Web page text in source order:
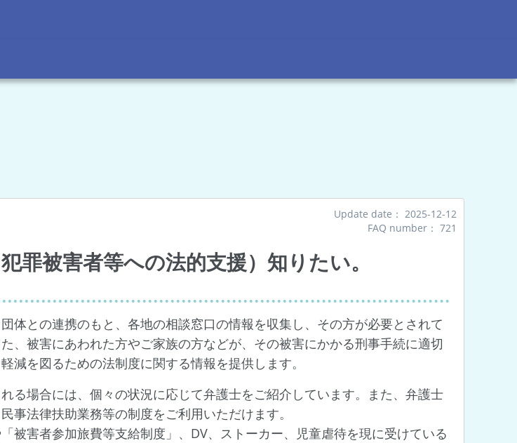
Update date： 2025-12-12
FAQ number： 721
罪被害者等への法的支援）知りたい。
体との連携のもと、各地の相談窓口の情報を収集し、その方が必要とされて
、被害にあわれた方やご家族の方などが、その被害にかかる刑事手続に適切
減を図るための法制度に関する情報を提供します。
る場合には、個々の状況に応じて弁護士をご紹介しています。また、弁護士
事法律扶助業務等の制度をご利用いただけます。
被害者参加旅費等支給制度」、DV、ストーカー、児童虐待を現に受けている